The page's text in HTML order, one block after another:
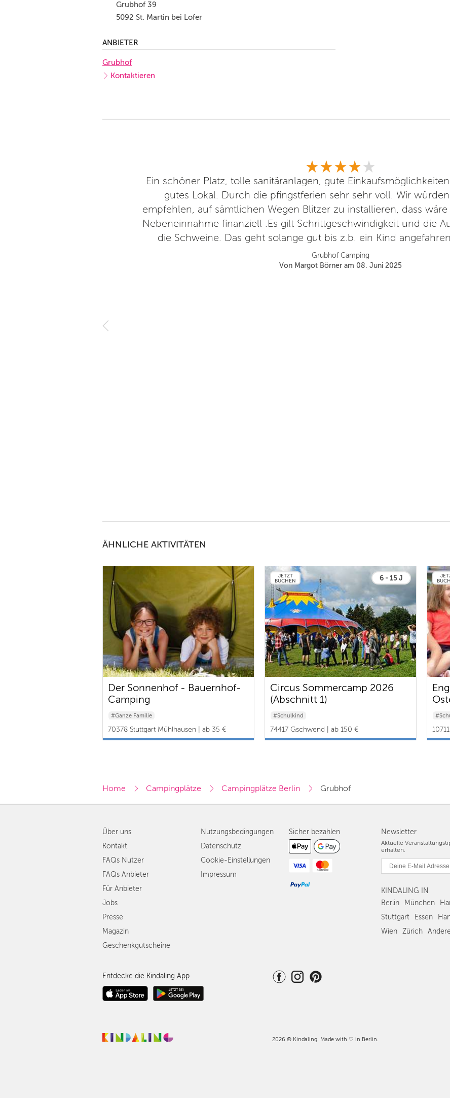
Grubhof 39
5092 St. Martin bei Lofer
ANBIETER
Grubhof
Kontaktieren
Ein schöner Platz, tolle sanitäranlagen, gute
gutes Lokal. Durch die pfingstferien sehr sehr voll. Wir
empfehlen, auf sämtlichen Wegen Blitzer zu installieren, dass
Nebeneinnahme finanziell .Es gilt Schrittgeschwindigkeit und die
die Schweine. Das geht solange gut bis z.b. ein Kind
Grubhof Camping
Von Margot Börner am 08. Juni 2025
ÄHNLICHE AKTIVITÄTEN
Der Sonnenhof - Bauernhof-
Camping
#Ganze Familie
70378 Stuttgart Mühlhausen | ab 35 €
JETZT
BUCHEN
6 - 15 J
Circus Sommercamp 2026
(Abschnitt 1)
#Schulkind
74417 Gschwend | ab 150 €
Home Campingplätze Campingplätze Berlin Grubhof
Newsletter
Aktuelle
erhalten.
KINDALING IN
Berlin
München
Stuttgart
Essen
Wien
Zürich
Über uns
Kontakt
FAQs Nutzer
FAQs Anbieter
Für Anbieter
Jobs
Presse
Magazin
Geschenkgutscheine
Nutzungsbedingungen
Datenschutz
Cookie-Einstellungen
Impressum
Sicher bezahlen
Entdecke die Kindaling App
2026 © Kindaling. Made with ♡ in Berlin.